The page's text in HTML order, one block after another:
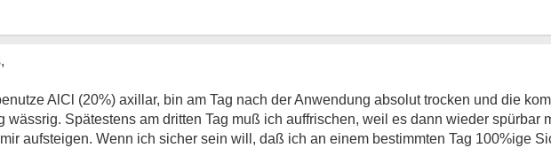
AlCl (20%) axillar, bin am Tag nach der Anwendung absolut trocken und die
wässrig. Spätestens am dritten Tag muß ich auffrischen, weil es dann wieder spürbar
aufsteigen. Wenn ich sicher sein will, daß ich an einem bestimmten Tag 100%ige